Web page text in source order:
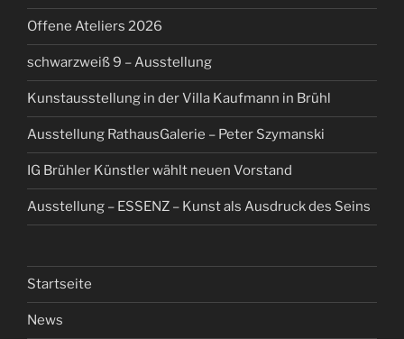
Offene Ateliers 2026
schwarzweiß 9 – Ausstellung
Kunstausstellung in der Villa Kaufmann in Brühl
Ausstellung RathausGalerie – Peter Szymanski
IG Brühler Künstler wählt neuen Vorstand
Ausstellung – ESSENZ – Kunst als Ausdruck des Seins
Startseite
News